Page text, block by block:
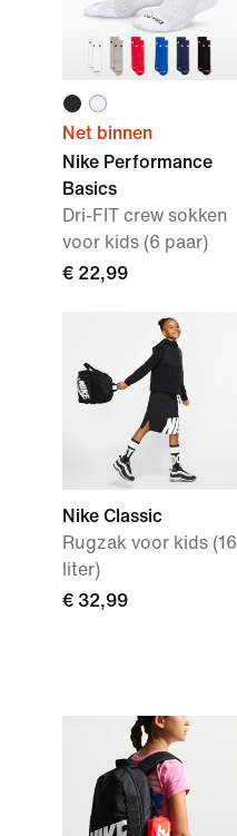
Net binnen
Nike Performance
Basics
Dri-FIT crew sokken
voor kids (6 paar)
€ 22,99
Nike Classic
Rugzak voor kids (16
liter)
€ 32,99